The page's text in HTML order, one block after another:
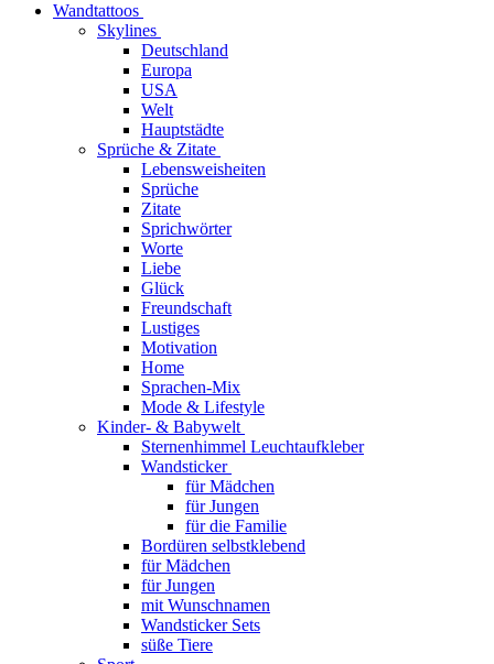
Wandtattoos
Skylines
Deutschland
Europa
USA
Welt
Hauptstädte
Sprüche & Zitate
Lebensweisheiten
Sprüche
Zitate
Sprichwörter
Worte
Liebe
Glück
Freundschaft
Lustiges
Motivation
Home
Sprachen-Mix
Mode & Lifestyle
Kinder- & Babywelt
Sternenhimmel Leuchtaufkleber
Wandsticker
für Mädchen
für Jungen
für die Familie
Bordüren selbstklebend
für Mädchen
für Jungen
mit Wunschnamen
Wandsticker Sets
süße Tiere